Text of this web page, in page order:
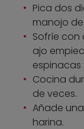
Pica dos
manojo
Sofríe
ajo
Cocina
de veces.
Añade
harina.